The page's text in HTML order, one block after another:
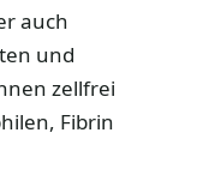
auch
und
zellfrei
Fibrin